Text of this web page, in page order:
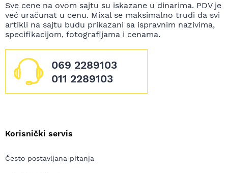
Sve cene na ovom sajtu su iskazane u dinarima. PDV je
već uračunat u cenu. Mixal se maksimalno trudi da svi
artikli na sajtu budu prikazani sa ispravnim nazivima,
specifikacijom, fotografijama i cenama.
069 2289103
011 2289103
Korisnički servis
Često postavljana pitanja